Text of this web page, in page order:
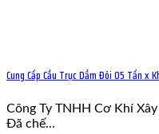
Cung Cấp Cầu Trục Dầm Đôi 05 Tấn x
Công Ty TNHH Cơ Khí
Đã chế...